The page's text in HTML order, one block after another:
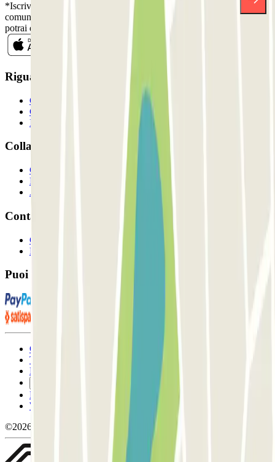
*Iscrivendoti, accetti la nostra Informativa sulla Privacy per ricevere
comunicazioni commerciali da Parclick. Senza alcun impegno,
potrai disiscriverti quando vuoi direttamente dalla stessa newsletter.
Riguardo a Parclcik
Chi siamo
Come funziona?
I Nostri Parcheggi
Collaboriamo?
Collaboratori
Proprietari di parcheggio
Affiliati
Contatto
Contattaci
FAQ
Puoi utilizzare questi metodi di pagamento:
Condizioni contrattuali e di utilizzo
Termini di cancellazione
Politica sui cookies
Politica sulla privacy
Whistleblowing
©2026 Parclick. Tutti i diritti riservati